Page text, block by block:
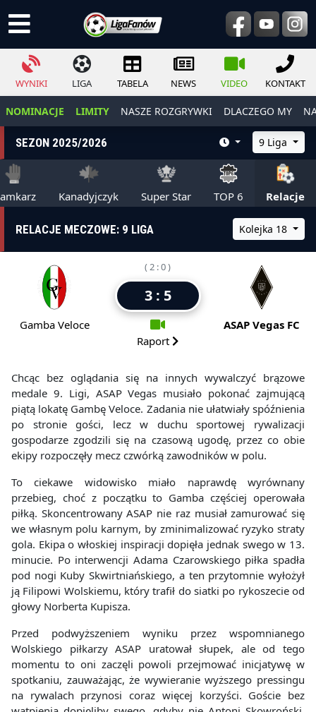
WYNIKI LIGA TABELA NEWS VIDEO KONTAKT
NOMINACJE LIMITY NASZE ROZGRYWKI DLACZEGO MY
SEZON 2025/2026 9 Liga
Kanadyjczyk Super Star TOP 6 Relacje
RELACJE MECZOWE: 9 LIGA Kolejka 18
Gamba Veloce
( 2 : 0 )
3 : 5
Raport
ASAP Vegas FC
Chcąc bez oglądania się na innych wywalczyć brązowe
medale 9. Ligi, ASAP Vegas musiało pokonać zajmującą
piątą lokatę Gambę Veloce. Zadania nie ułatwiały spóźnienia
po stronie gości, lecz w duchu sportowej rywalizacji
gospodarze zgodzili się na czasową ugodę, przez co obie
ekipy rozpoczęły mecz czwórką zawodników w polu.
To ciekawe widowisko miało naprawdę wyrównany
przebieg, choć z początku to Gamba częściej operowała
piłką. Skoncentrowany ASAP nie raz musiał zamurować się
we własnym polu karnym, by zminimalizować ryzyko straty
gola. Ekipa o włoskiej inspiracji dopięła jednak swego w 13.
minucie. Po interwencji Adama Czarowskiego piłka spadła
pod nogi Kuby Skwirtniańskiego, a ten przytomnie wyłożył
ją Filipowi Wolskiemu, który trafił do siatki po rykoszecie od
głowy Norberta Kupisza.
Przed podwyższeniem wyniku przez wspomnianego
Wolskiego piłkarzy ASAP uratował słupek, ale od tego
momentu to oni zaczęli powoli przejmować inicjatywę w
spotkaniu, zauważając, że wywieranie wyższego pressingu
na rywalach przynosi coraz więcej korzyści. Goście bez